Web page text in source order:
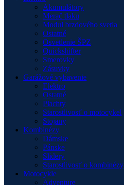
Akumulátory
Merač tlaku
Modul brzdového svetla
Ostatné
Osvetlenie ŠPZ
Quickshifter
Smerovky
Zásuvky
Garážové vybavenie
Elektro
Ostatné
Plachty
Starostlivosť o motocykel
Stojany
Kombinézy
Dámske
Pánske
Slidery
Starostlivosť o kombinézy
Motocykle
Adventure